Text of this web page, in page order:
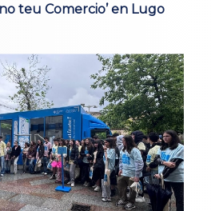
teu Comercio’ en Lugo